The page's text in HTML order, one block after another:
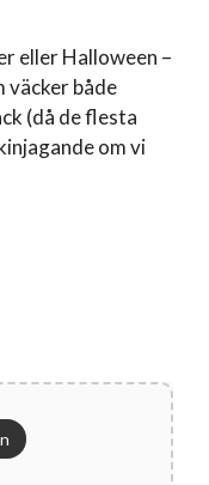
eller Halloween –
väcker både
(då de flesta
om vi